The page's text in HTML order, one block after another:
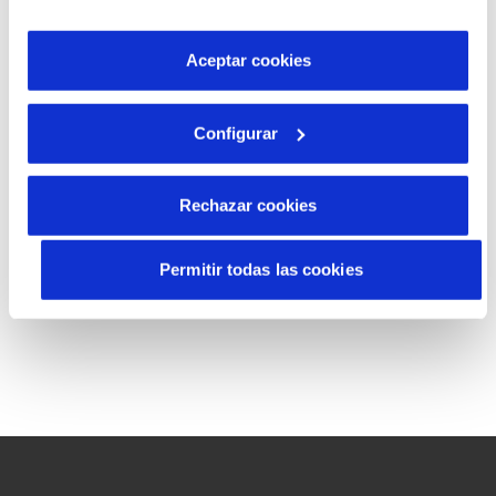
por tanto no se pueden desactivar. Puedes consultar
más información en nuestraPolítica de Cookies
Aceptar cookies
Configurar
Rechazar cookies
Permitir todas las cookies
(*) Campos obligatorios
Continuar